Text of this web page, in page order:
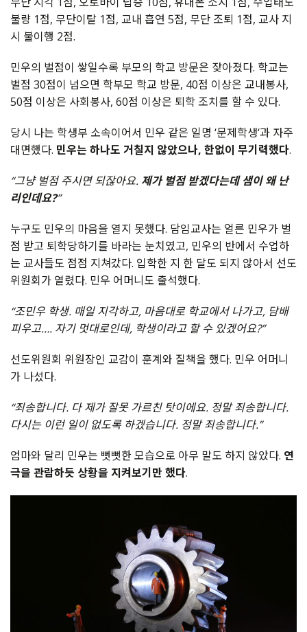
불량 1점, 무단이탈 1점, 교내 흡연 5점, 무단 조퇴 1점, 교사 지
시 불이행 2점.
민우의 벌점이 쌓일수록 부모의 학교 방문은 잦아졌다. 학교는
벌점 30점이 넘으면 학부모 학교 방문, 40점 이상은 교내봉사,
50점 이상은 사회봉사, 60점 이상은 퇴학 조치를 할 수 있다.
당시 나는 학생부 소속이어서 민우 같은 일명 ‘문제학생‘과 자주
대면했다. 민우는 하나도 거칠지 않았으나, 한없이 무기력했다.
“그냥 벌점 주시면 되잖아요. 제가 벌점 받겠다는데 샘이 왜 난
리인데요?”
누구도 민우의 마음을 열지 못했다. 담임교사는 얼른 민우가 벌
점 받고 퇴학당하기를 바라는 눈치였고, 민우의 반에서 수업하
는 교사들도 점점 지쳐갔다. 입학한 지 한 달도 되지 않아서 선도
위원회가 열렸다. 민우 어머니도 출석했다.
“조민우 학생. 매일 지각하고, 마음대로 학교에서 나가고, 담배
피우고…. 자기 멋대로인데, 학생이라고 할 수 있겠어요?”
선도위원회 위원장인 교감이 훈계와 질책을 했다. 민우 어머니
가 나섰다.
“죄송합니다. 다 제가 잘못 가르친 탓이에요. 정말 죄송합니다.
다시는 이런 일이 없도록 하겠습니다. 정말 죄송합니다.”
엄마와 달리 민우는 뻣뻣한 모습으로 아무 말도 하지 않았다. 연
극을 관람하듯 상황을 지켜보기만 했다.